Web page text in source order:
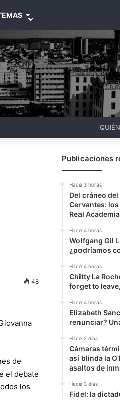
48
de
el debate
los
Publicaciones
Hace 3 horas
Del cráneo
Cervantes:
Real
Hace 4 horas
Wolfgang Gil
¿podríamos
Hace 4 horas
Chitty La
forget to
Hace 4 horas
Elizabeth
renunciar?
Hace 2 días
Cámaras
así blinda la
asaltos de
Hace 3 días
Fidel: la